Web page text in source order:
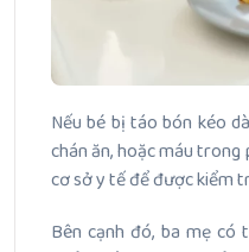
Nếu bé bị táo bón kéo
chán ăn, hoặc máu trong
cơ sở y tế để được kiểm
Bên cạnh đó, ba mẹ có